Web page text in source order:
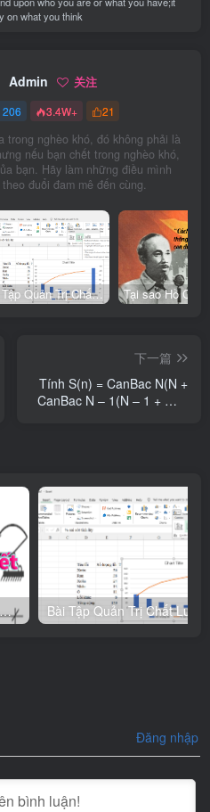
on what you think
Admin 关注
206 3.4W+ 21
trong nghèo khó, đó không phải là
nếu bạn chết trong nghèo khó,
bạn. Hãy làm những điều mình
đuổi đam mê đến cùng.
Bài Tập Quản Trị Chất Lượng Trong Doanh Nghiệp Công Nghiệp
下一篇
Tính S(n) = CanBac N(N +
CanBac N – 1(N – 1 + … +
BÀI TẬP XÁC ĐỊNH PHẢN LỰC LIÊN KẾT
Đăng nhập